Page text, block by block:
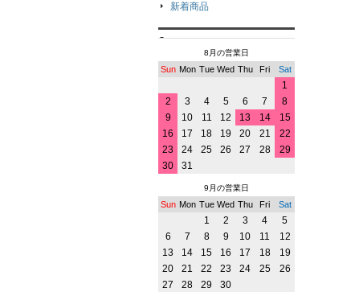
新着商品
8月の営業日
Sun Mon Tue Wed Thu Fri Sat
1
2
3 4 5 6 7
8
9
10 11 12 13 14
15
16
17 18 19 20 21
22
23
24 25 26 27 28
29
30
31
9月の営業日
Sun Mon Tue Wed Thu Fri Sat
1 2 3 4
5
6
7 8 9 10 11
12
13
14 15 16 17 18
19
20
21 22 23 24 25
26
27
28 29 30